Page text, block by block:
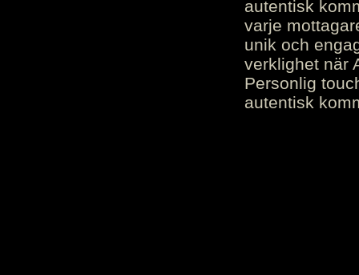
autentisk
varje
unik och
verklighet när
Personlig
autentisk